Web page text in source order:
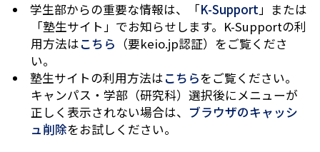
学生部からの重要な情報は、「K-Support」または
「塾生サイト」でお知らせします。K-Supportの利
用方法はこちら （要keio.jp認証）をご覧くださ
い。
塾生サイトの利用方法はこちらをご覧ください。
キャンパス・学部（研究科）選択後にメニューが
正しく表示されない場合は、 ブラウザのキャッシ
ュ削除をお試しください。